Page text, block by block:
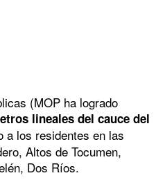
(MOP ha logrado
lineales del cauce del
a los residentes en las
Altos de Tocumen,
Dos Ríos.